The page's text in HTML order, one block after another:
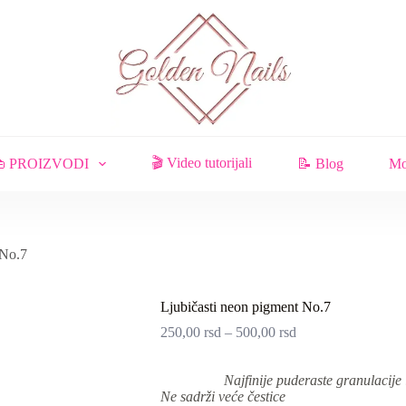
PROIZVODI 🎬 Video tutorijali 📝 Blog
Ljubičasti neon pigment No.7
250,00 rsd – 500,00 rsd
Najfinije puderaste granulacije
Ne sadrži veće čestice